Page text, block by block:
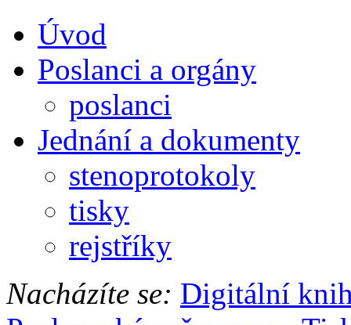
Úvod
Poslanci a orgány
poslanci
Jednání a dokumenty
stenoprotokoly
tisky
rejstříky
Nacházíte se: Digitální